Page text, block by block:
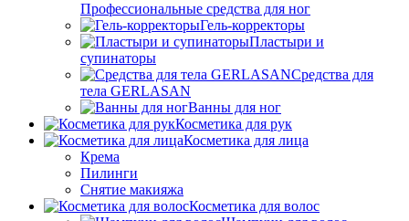
Профессиональные средства для ног
Гель-корректоры
Пластыри и
супинаторы
Средства для
тела GERLASAN
Ванны для ног
Косметика для рук
Косметика для лица
Крема
Пилинги
Снятие макияжа
Косметика для волос